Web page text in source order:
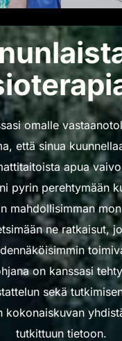
omalle
että sinua
apua
pyrin perehtymään
mahdollisimman
ne ratkaisut,
on kanssasi
sekä
kokonaiskuvan
tutkittuun tietoon.